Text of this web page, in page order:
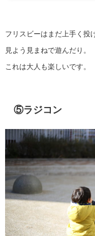
フリスビーはまだ上手く投
見よう見まねで遊んだり。
これは大人も楽しいです。
⑤ラジコン